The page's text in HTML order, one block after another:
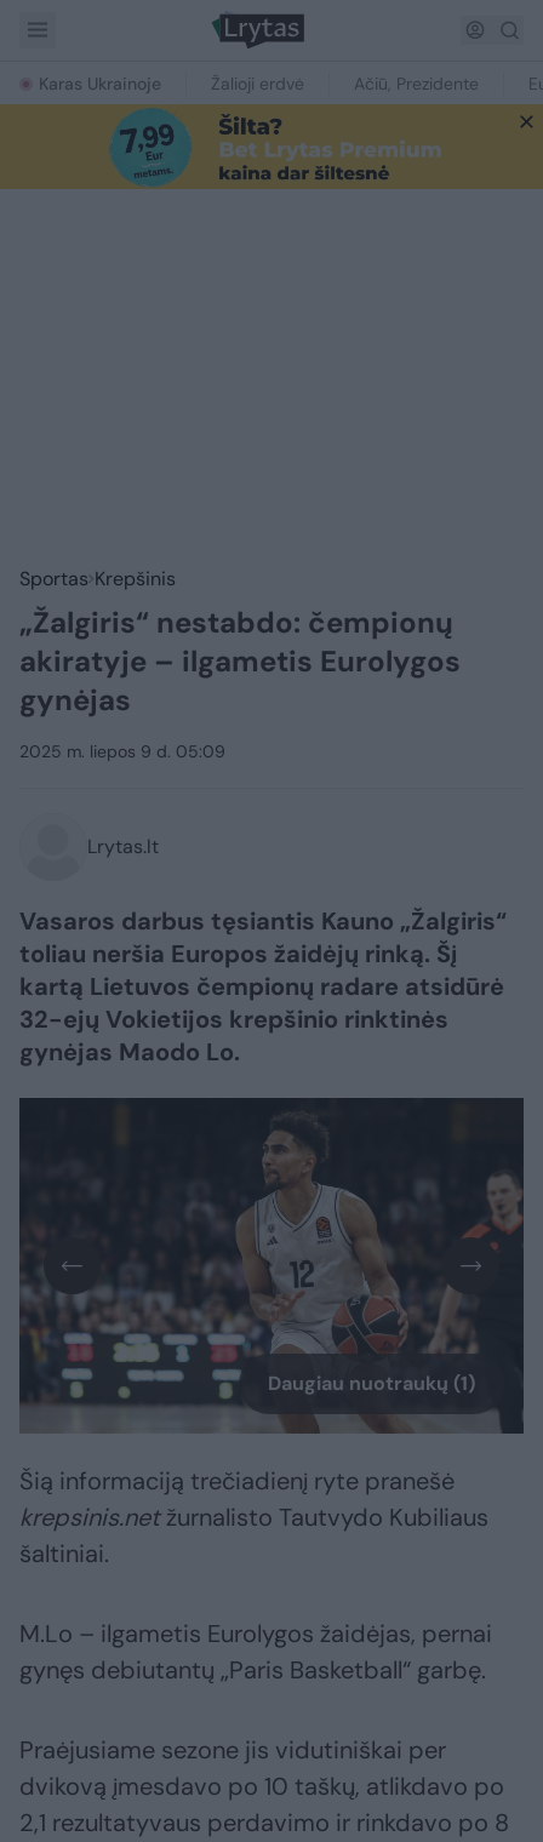
Karas Ukrainoje Žalioji erdvė Ačiū, Prezidente
Sportas Krepšinis
„Žalgiris“ nestabdo: čempionų
akiratyje – ilgametis Eurolygos
gynėjas
2025 m. liepos 9 d. 05:09
Lrytas.lt
Vasaros darbus tęsiantis Kauno „Žalgiris“
toliau neršia Europos žaidėjų rinką. Šį
kartą Lietuvos čempionų radare atsidūrė
32-ejų Vokietijos krepšinio rinktinės
gynėjas Maodo Lo.
Daugiau nuotraukų (1)
Šią informaciją trečiadienį ryte pranešė
krepsinis.netžurnalisto Tautvydo Kubiliaus
šaltiniai.
M.Lo – ilgametis Eurolygos žaidėjas, pernai
gynęs debiutantų „Paris Basketball“ garbę.
Praėjusiame sezone jis vidutiniškai per
dvikovą įmesdavo po 10 taškų, atlikdavo po
2,1 rezultatyvaus perdavimo ir rinkdavo po 8